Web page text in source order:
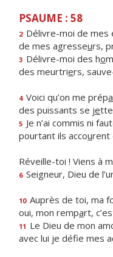
PSAUME : 58
2 Délivre-moi de mes
de mes agresseurs,
3 Délivre-moi des ho
des meurtriers,
4 Voici qu’on me prépa
des puissants se je
5 Je n’ai commis ni
pourtant ils accourent
Réveille-toi ! Viens à m
6 Seigneur, Dieu de
10 Auprès de toi, ma
oui, mon rempart,
11 Le Dieu de mon
avec lui je défe mes